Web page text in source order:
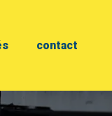
contact